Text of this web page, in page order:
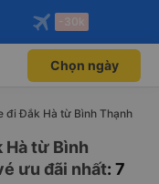
Mở app
qua
Mở app
-30k
Chọn ngày
đi Đắk Hà từ Bình Thạnh
Hà từ Bình
ưu đãi nhất: 7